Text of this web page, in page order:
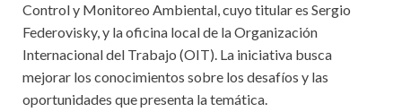
Control y Monitoreo Ambiental, cuyo titular es Sergio
Federovisky, y la oficina local de la Organización
Internacional del Trabajo (OIT). La iniciativa busca
mejorar los conocimientos sobre los desafíos y las
oportunidades que presenta la temática.